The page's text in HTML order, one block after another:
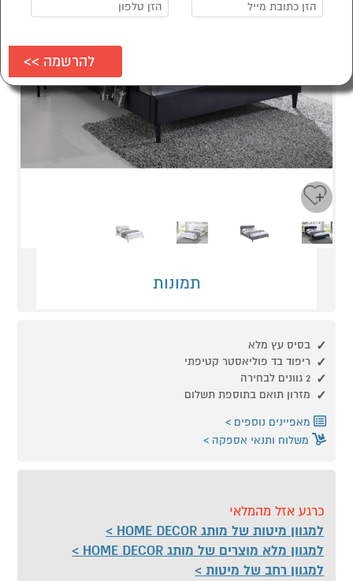
תמונות
בסיס עץ מלא
ריפוד בד פוליאסטר קטיפתי
2 גוונים לבחירה
מזרון תואם בתוספת תשלום
מאפיינים נוספים
משלוח ותנאי אספקה
כרגע אזל מהמלאי
למגוון מיטות של מותג HOME DECOR
למגוון מלא מוצרים של מותג HOME DECOR
למגוון רחב של מיטות